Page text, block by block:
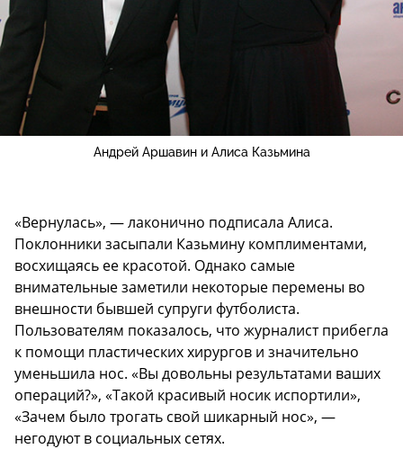
Андрей Аршавин и Алиса Казьмина
«Вернулась», — лаконично подписала Алиса.
Поклонники засыпали Казьмину комплиментами,
восхищаясь ее красотой. Однако самые
внимательные заметили некоторые перемены во
внешности бывшей супруги футболиста.
Пользователям показалось, что журналист прибегла
к помощи пластических хирургов и значительно
уменьшила нос. «Вы довольны результатами ваших
операций?», «Такой красивый носик испортили»,
«Зачем было трогать свой шикарный нос», —
негодуют в социальных сетях.